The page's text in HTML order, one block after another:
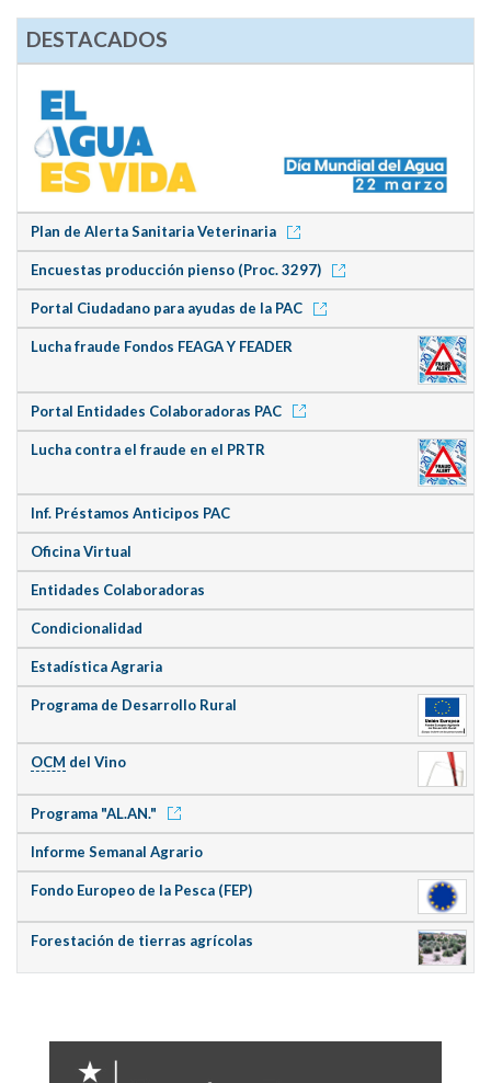
DESTACADOS
Plan de Alerta Sanitaria Veterinaria
Encuestas producción pienso (Proc. 3297)
Portal Ciudadano para ayudas de la PAC
Lucha fraude Fondos FEAGA Y FEADER
Portal Entidades Colaboradoras PAC
Lucha contra el fraude en el PRTR
Inf. Préstamos Anticipos PAC
Oficina Virtual
Entidades Colaboradoras
Condicionalidad
Estadística Agraria
Programa de Desarrollo Rural
OCM del Vino
Programa "AL.AN."
Informe Semanal Agrario
Fondo Europeo de la Pesca (FEP)
Forestación de tierras agrícolas